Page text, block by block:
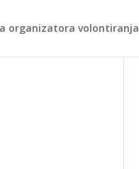
organizatora volontiranja